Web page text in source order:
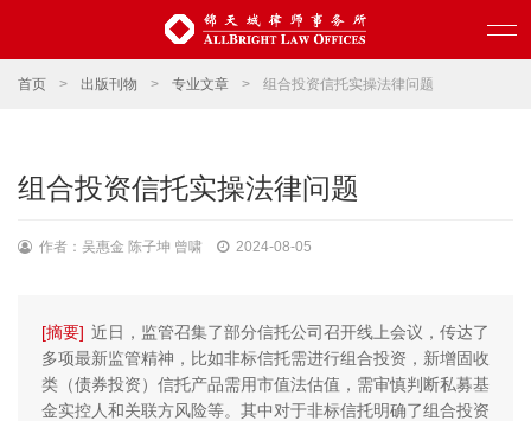
首页 > 出版刊物 > 专业文章 > 组合投资信托实操法律问题
组合投资信托实操法律问题
作者：吴惠金 陈子坤 曾啸 2024-08-05
[摘要] 近日，监管召集了部分信托公司召开线上会议，传达了
多项最新监管精神，比如非标信托需进行组合投资，新增固收
类（债券投资）信托产品需用市值法估值，需审慎判断私募基
金实控人和关联方风险等。其中对于非标信托明确了组合投资